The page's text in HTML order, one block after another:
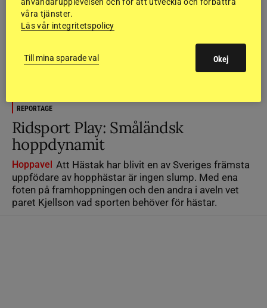
REPORTAGE
Ridsport Play: Småländsk
hoppdynamit
Hoppavel Att Hästak har blivit en av Sveriges främsta
uppfödare av hopphästar är ingen slump. Med ena
foten på framhoppningen och den andra i aveln vet
paret Kjellson vad sporten behöver för hästar.
våra tjänster.
Läs vår integritetspolicy
Till mina sparade val Okej